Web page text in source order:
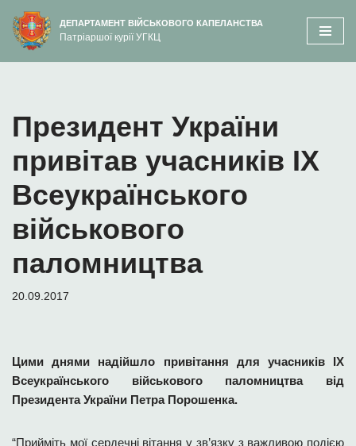
вмісту
Перейти
до
ДЕПАРТАМЕНТ ВІЙСЬКОВОГО КАПЕЛАНСТВА
Патріаршої курії УГКЦ
Президент України
привітав учасників ІХ
Всеукраїнського
військового
паломництва
20.09.2017
Цими днями надійшло привітання для учасників ІХ
Всеукраїнського військового паломництва від
Президента України Петра Порошенка.
“Прийміть мої сердечні вітання у зв’язку з важливою подією